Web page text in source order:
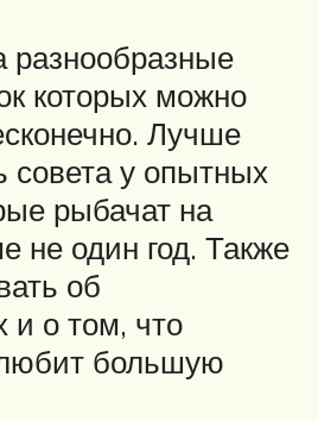
которых можно
Лучше
совета у опытных
рыбачат на
не один год. Также
об
и о том, что
большую